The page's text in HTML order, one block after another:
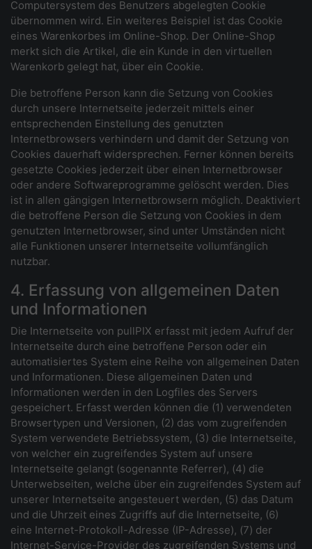
Computersystem des Benutzers abgelegten Cookie
übernommen wird. Ein weiteres Beispiel ist das Cookie
eines Warenkorbes im Online-Shop. Der Online-Shop
merkt sich die Artikel, die ein Kunde in den virtuellen
Warenkorb gelegt hat, über ein Cookie.
Die betroffene Person kann die Setzung von Cookies
durch unsere Internetseite jederzeit mittels einer
entsprechenden Einstellung des genutzten
Internetbrowsers verhindern und damit der Setzung von
Cookies dauerhaft widersprechen. Ferner können bereits
gesetzte Cookies jederzeit über einen Internetbrowser
oder andere Softwareprogramme gelöscht werden. Dies
ist in allen gängigen Internetbrowsern möglich. Deaktiviert
die betroffene Person die Setzung von Cookies in dem
genutzten Internetbrowser, sind unter Umständen nicht
alle Funktionen unserer Internetseite vollumfänglich
nutzbar.
4. Erfassung von allgemeinen Daten
und Informationen
Die Internetseite von pullPIX erfasst mit jedem Aufruf der
Internetseite durch eine betroffene Person oder ein
automatisiertes System eine Reihe von allgemeinen Daten
und Informationen. Diese allgemeinen Daten und
Informationen werden in den Logfiles des Servers
gespeichert. Erfasst werden können die (1) verwendeten
Browsertypen und Versionen, (2) das vom zugreifenden
System verwendete Betriebssystem, (3) die Internetseite,
von welcher ein zugreifendes System auf unsere
Internetseite gelangt (sogenannte Referrer), (4) die
Unterwebseiten, welche über ein zugreifendes System auf
unserer Internetseite angesteuert werden, (5) das Datum
und die Uhrzeit eines Zugriffs auf die Internetseite, (6)
eine Internet-Protokoll-Adresse (IP-Adresse), (7) der
Internet-Service-Provider des zugreifenden Systems und